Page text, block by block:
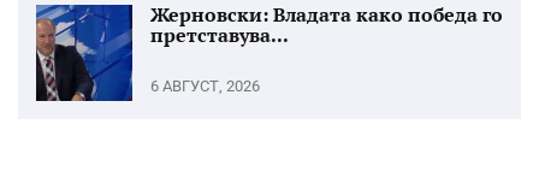
Жерновски: Владата како победа го
претставува...
6 АВГУСТ, 2026